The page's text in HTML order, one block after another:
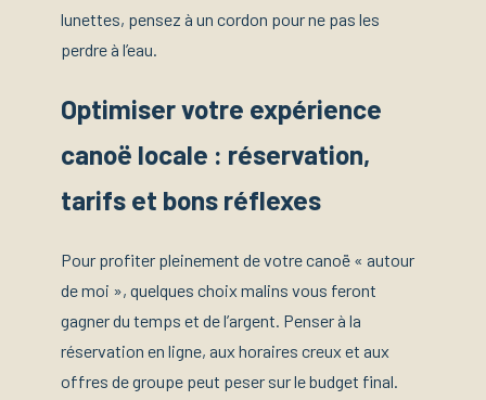
lunettes, pensez à un cordon pour ne pas les
perdre à l’eau.
Optimiser votre expérience
canoë locale : réservation,
tarifs et bons réflexes
Pour profiter pleinement de votre canoë « autour
de moi », quelques choix malins vous feront
gagner du temps et de l’argent. Penser à la
réservation en ligne, aux horaires creux et aux
offres de groupe peut peser sur le budget final.